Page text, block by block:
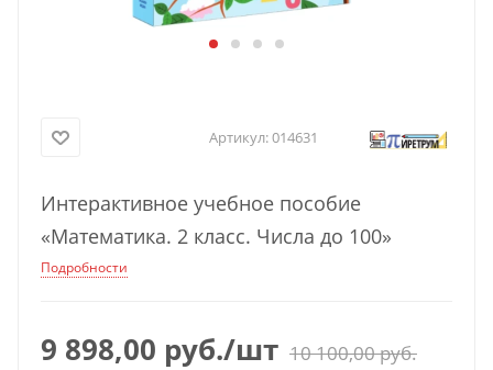
Артикул:014631
Интерактивное учебное пособие
«Математика. 2 класс. Числа до 100»
Подробности
9 898,00 руб./шт 10 100,00руб.